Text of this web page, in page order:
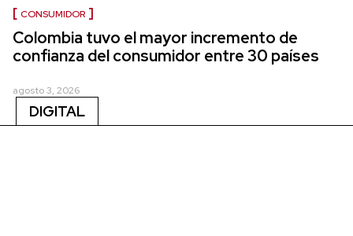
CONSUMIDOR
Colombia tuvo el mayor incremento de
confianza del consumidor entre 30 países
agosto 3, 2026
DIGITAL